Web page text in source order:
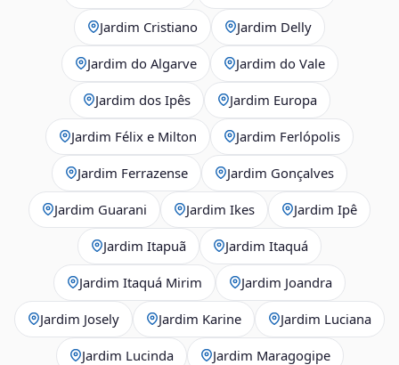
Jardim Cristiano Jardim Delly
Jardim do Algarve Jardim do Vale
Jardim dos Ipês Jardim Europa
Jardim Félix e Milton Jardim Ferlópolis
Jardim Ferrazense Jardim Gonçalves
Jardim Guarani Jardim Ikes Jardim Ipê
Jardim Itapuã Jardim Itaquá
Jardim Itaquá Mirim Jardim Joandra
Jardim Josely Jardim Karine Jardim Luciana
Jardim Lucinda Jardim Maragogipe